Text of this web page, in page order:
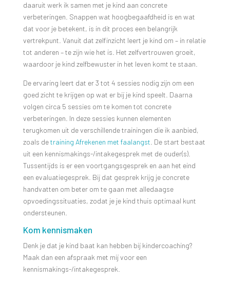
daaruit werk ik samen met je kind aan concrete
verbeteringen. Snappen wat hoogbegaafdheid is en wat
dat voor je betekent, is in dit proces een belangrijk
vertrekpunt. Vanuit dat zelfinzicht leert je kind om – in relatie
tot anderen – te zijn wie het is. Het zelfvertrouwen groeit,
waardoor je kind zelfbewuster in het leven komt te staan.
De ervaring leert dat er 3 tot 4 sessies nodig zijn om een
goed zicht te krijgen op wat er bij je kind speelt. Daarna
volgen circa 5 sessies om te komen tot concrete
verbeteringen. In deze sessies kunnen elementen
terugkomen uit de verschillende trainingen die ik aanbied,
zoals detraining Afrekenen met faalangst . De start bestaat
uit een kennismakings-/intakegesprek met de ouder(s).
Tussentijds is er een voortgangsgesprek en aan het eind
een evaluatiegesprek. Bij dat gesprek krijg je concrete
handvatten om beter om te gaan met alledaagse
opvoedingssituaties, zodat je je kind thuis optimaal kunt
ondersteunen.
Kom kennismaken
Denk je dat je kind baat kan hebben bij kindercoaching?
Maak dan een afspraak met mij voor een
kennismakings-/intakegesprek.